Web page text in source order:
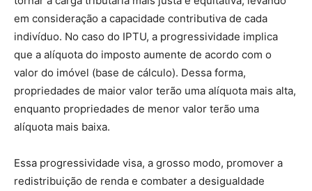
em consideração a capacidade contributiva de cada
indivíduo. No caso do IPTU, a progressividade implica
que a alíquota do imposto aumente de acordo com o
valor do imóvel (base de cálculo). Dessa forma,
propriedades de maior valor terão uma alíquota mais alta,
enquanto propriedades de menor valor terão uma
alíquota mais baixa.
Essa progressividade visa, a grosso modo, promover a
redistribuição de renda e combater a desigualdade